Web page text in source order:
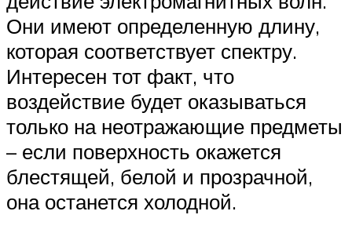
Они имеют определенную длину,
которая соответствует спектру.
Интересен тот факт, что
воздействие будет оказываться
только на неотражающие предметы
– если поверхность окажется
блестящей, белой и прозрачной,
она останется холодной.